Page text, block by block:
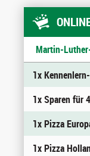
Martin-
1x
1x Sparen für 4
1x Pizza
1x Pizza